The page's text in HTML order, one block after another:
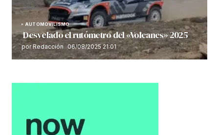
AUTOMOVILISMO
Desvelado el rutómetro del «Volcanes» 2025
por Redacción 06/08/2025 21:01